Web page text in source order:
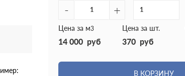
- +
Цена за м3
14 000 руб
Цена за шт.
370 руб
В КОРЗИНУ